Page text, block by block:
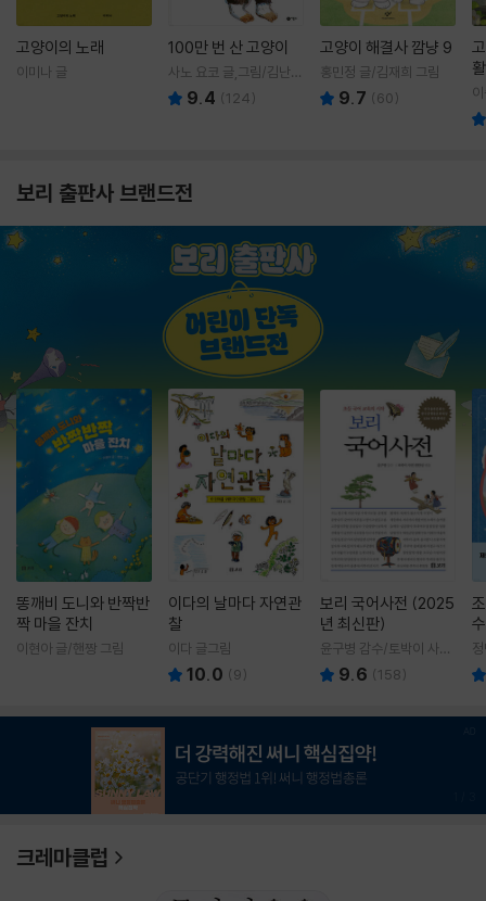
고양이의 노래
이미나 글
100만 번 산 고양이
사노 요코 글,그림/김난주
역 9.4 (124)
고양이 해결사 깜냥 9
홍민정 글/김재희 그림
9.7 (60)
보리 출판사 브랜드전
똥깨비 도니와 반짝반
짝 마을 잔치
이현아 글/핸짱 그림
이다의 날마다 자연관
찰
이다 글그림
10.0 (9)
보리 국어사전 (2025
년 최신판)
윤구병 감수/토박이 사전
편찬실 편
9.6 (158)
크레마클럽